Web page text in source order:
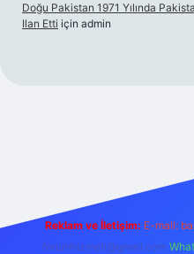
Doğu Pakistan 1971 Yılında
Ilan Etti için admin
Reklam ve İletişim: E-mail:
forumhizmeti@gmail.com